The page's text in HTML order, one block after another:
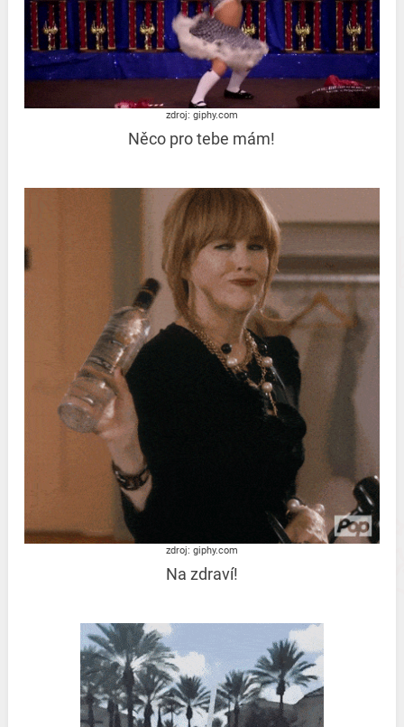
zdroj: giphy.com
Něco pro tebe mám!
zdroj: giphy.com
Na zdraví!